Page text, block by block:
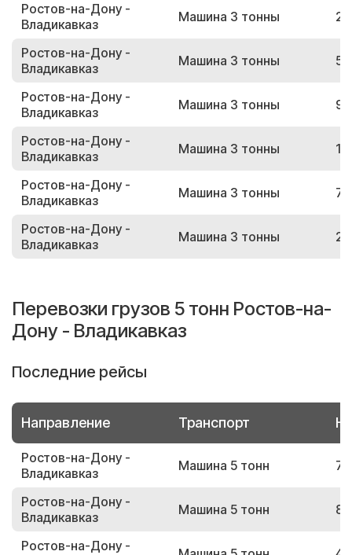
Ростов-на-Дону -
Владикавказ
Машина 3 тонны
Ростов-на-Дону -
Владикавказ
Машина 3 тонны
Ростов-на-Дону -
Владикавказ
Машина 3 тонны
Ростов-на-Дону -
Владикавказ
Машина 3 тонны
Ростов-на-Дону -
Владикавказ
Машина 3 тонны
Ростов-на-Дону -
Владикавказ
Машина 3 тонны
Перевозки грузов 5 тонн Ростов-на-
Дону - Владикавказ
Последние рейсы
Направление Транспорт
Ростов-на-Дону -
Владикавказ
Машина 5 тонн
Ростов-на-Дону -
Владикавказ
Машина 5 тонн
Ростов-на-Дону -